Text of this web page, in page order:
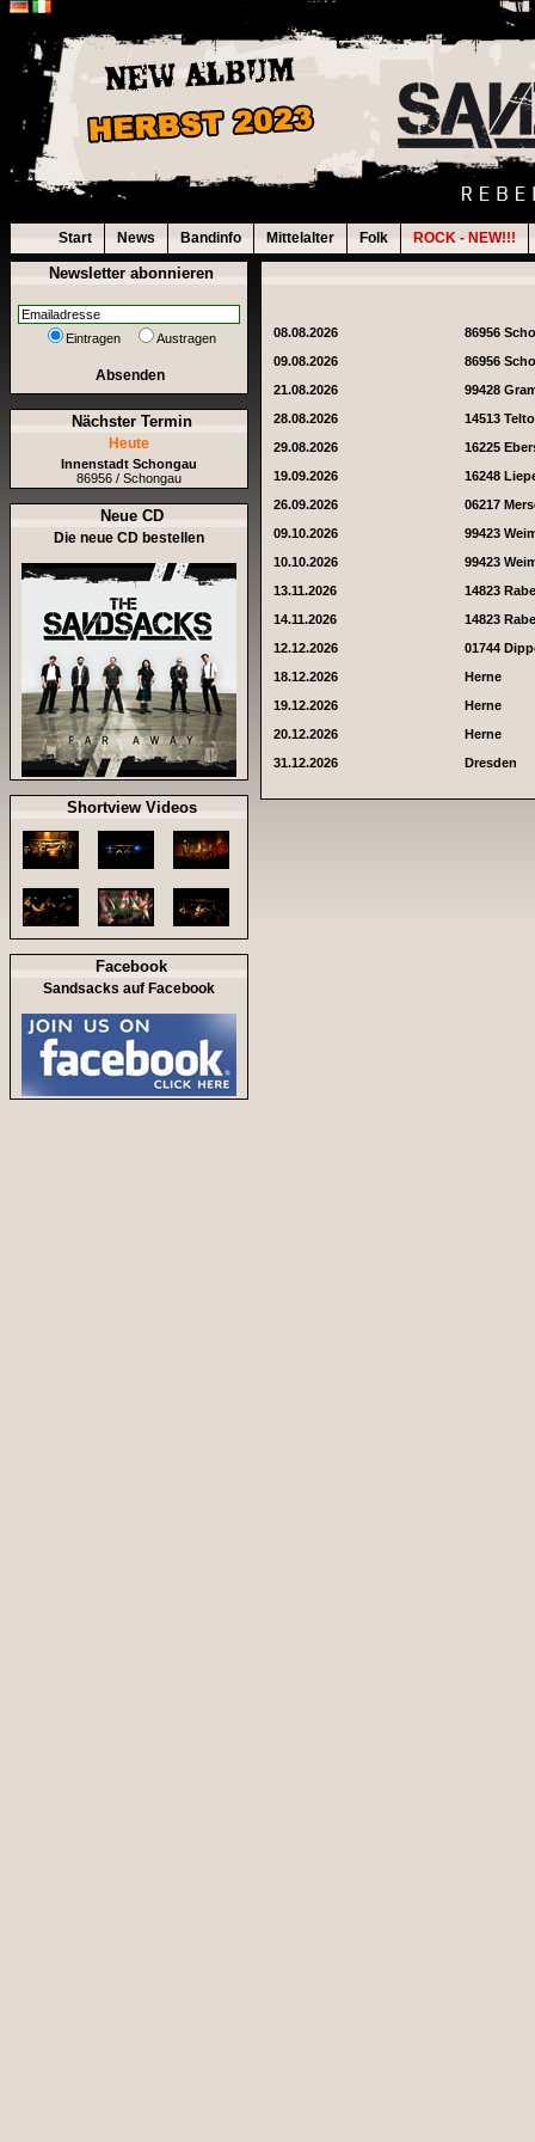
Start News Bandinfo Mittelalter Folk ROCK - NEW!!!
Newsletter abonnieren
Eintragen Austragen
Absenden
Nächster Termin
Heute
Innenstadt Schongau
86956 / Schongau
Neue CD
Die neue CD bestellen
Shortview Videos
Facebook
Sandsacks auf Facebook
08.08.2026
86956
09.08.2026
86956
21.08.2026
99428
28.08.2026
14513
29.08.2026
16225
19.09.2026
16248
26.09.2026
06217
09.10.2026
99423
10.10.2026
99423
13.11.2026
14823
14.11.2026
14823
12.12.2026
01744
18.12.2026
Herne
19.12.2026
Herne
20.12.2026
Herne
31.12.2026
Dresden